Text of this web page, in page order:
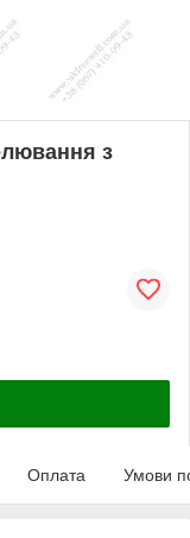
з
Оплата Умови